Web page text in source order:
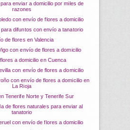
razones
con envío de flores a domicilio
para difuntos con envío a tanatorio
de flores en Valencia
con envío de flores a domicilio
flores a domicilio en Cuenca
con envío de flores a domicilio
La Rioja
Tenerife Norte y Tenerife Sur
tanatorio
con envío de flores a domicilio